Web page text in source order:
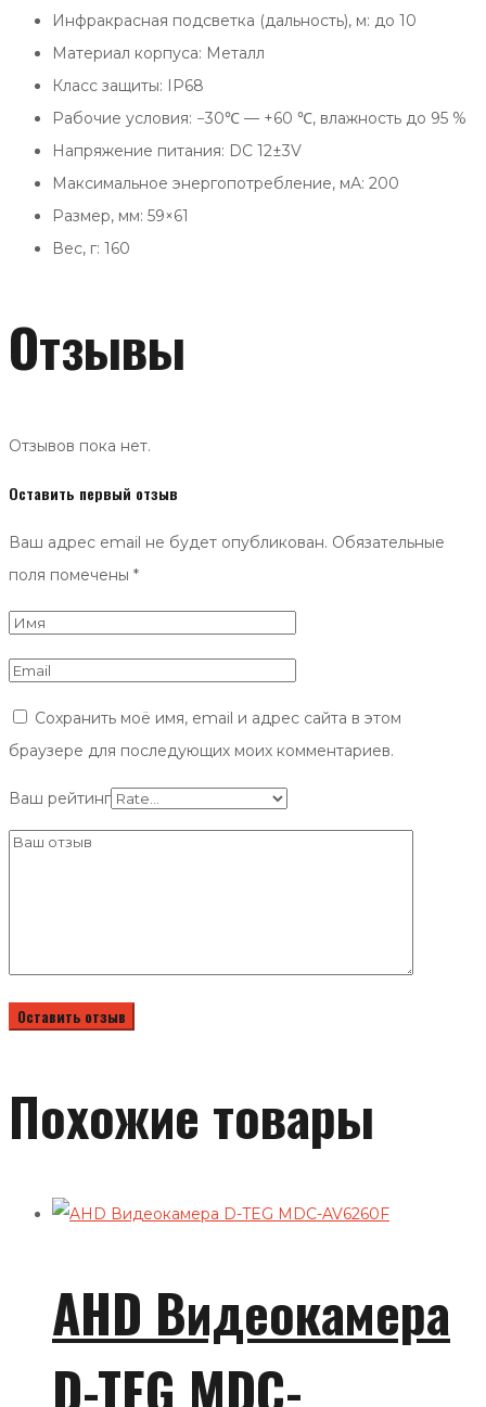
Инфракрасная подсветка (дальность), м: до 10
Материал корпуса: Металл
Класс защиты: IP68
Рабочие условия: −30℃ — +60 ℃, влажность до 95 %
Напряжение питания: DC 12±3V
Максимальное энергопотребление, мА: 200
Размер, мм: 59×61
Вес, г: 160
Отзывы
Отзывов пока нет.
Оставить первый отзыв
Ваш адрес email не будет опубликован. Обязательные
поля помечены *
Сохранить моё имя, email и адрес сайта в этом
браузере для последующих моих комментариев.
Ваш рейтинг
Похожие товары
AHD Видеокамера
D-TEG MDC-